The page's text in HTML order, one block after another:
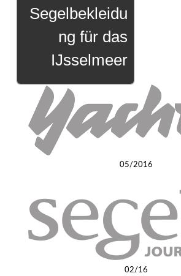
Segelbekleidu
ng für das
IJsselmeer
05/2016
02/16